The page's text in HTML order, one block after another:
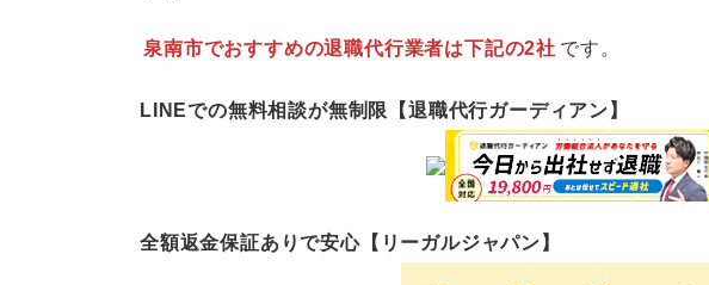
泉南市でおすすめの退職代行業者は下記の2社 です。
LINEでの無料相談が無制限【退職代行ガーディアン】
全額返金保証ありで安心【リーガルジャパン】